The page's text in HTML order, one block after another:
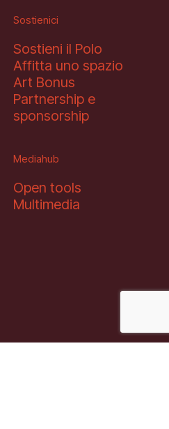
Sostienici
Sostieni il Polo
Affitta uno spazio
Art Bonus
Partnership e
sponsorship
Mediahub
Open tools
Multimedia